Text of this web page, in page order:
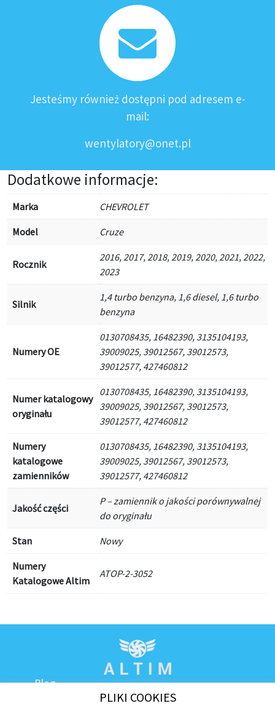
Jesteśmy również dostępni pod adresem e-
mail:
wentylatory@onet.pl
Dodatkowe informacje:
Marka CHEVROLET
Model Cruze
Rocznik
2016, 2017, 2018, 2019, 2020, 2021, 2022,
2023
Silnik
1,4 turbo benzyna, 1,6 diesel, 1,6 turbo
benzyna
Numery OE
0130708435, 16482390, 3135104193,
39009025, 39012567, 39012573,
39012577, 427460812
Numer katalogowy
oryginału
0130708435, 16482390, 3135104193,
39009025, 39012567, 39012573,
39012577, 427460812
Numery
katalogowe
zamienników
0130708435, 16482390, 3135104193,
39009025, 39012567, 39012573,
39012577, 427460812
Jakość części
P – zamiennik o jakości porównywalnej
do oryginału
Stan Nowy
Numery
Katalogowe Altim
ATOP-2-3052
Blog
PLIKI COOKIES